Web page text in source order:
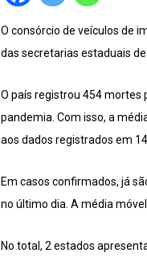
O consórcio de veículos de
das secretarias estaduais
O país registrou 454 mortes
pandemia. Com isso, a
aos dados registrados em
Em casos confirmados, já
no último dia. A média
No total, 2 estados